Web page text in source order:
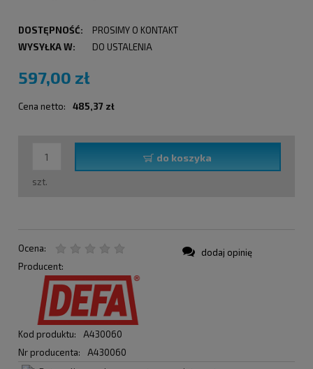
DOSTĘPNOŚĆ:
PROSIMY O KONTAKT
WYSYŁKA W:
DO USTALENIA
597,00 zł
Cena netto: 485,37 zł
szt.
do koszyka
Ocena:
Producent:
Kod produktu:
A430060
Nr producenta:
A430060
dodaj opinię